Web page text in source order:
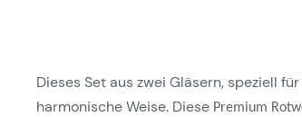
Dieses Set aus zwei Gläsern, speziell
harmonische Weise. Diese Premium